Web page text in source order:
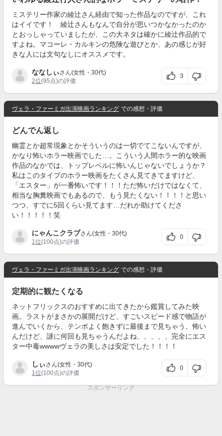
ミステリー作家の綾辻さん経由で知った作品なのですが、これ
はイイです！ 綾辻さんもなんで自分が思いつかなかったのか
とおっしゃっていましたが、この大ネタは確かに綾辻作品的で
すよね。マコーレ・カルキンの危険な遊びとか、あの感じが好
きな人には文句なしにオススメです。
ななしぃさん(女性・30代)
2位(95点)の評価
3
ヴェラ・ファーミガ出演映画ランキング での感想・評価
どんでん返し
幽霊とか超常現象とかそういうのは一切でてこないんですが、
かなり怖いホラー映画でした…。こういう人間ホラー的な映画
作品のなかでは、トップレベルに怖いんじゃないでしょうか？
私はこのタイプのホラー映画をたくさん見てきてますけど、
「エスター」が一番怖いです！！！ただ怖いだけではなくて、
相当な胸糞映画でもあるので、もう見たくない！！！！と思い
つつ、すでに5回くらい見てます…だれか助けてくださ
い！！！！！笑
にゃんこクラブさん(女性・30代)
1位(100点)の評価
0
ヴェラ・ファーミガ出演映画ランキング での感想・評価
定期的に観たくなる
ネットフリックスのおすすめに出てきたから鑑賞してみた映
画。ラストがまさかの展開だけど、すごいスピード感で物語が
進んでいくから、テンポよく飽きずに最後まで見ちゃう。怖い
んだけど、謎に何回も見ちゃうんだよね、、、、、完全にエス
ター中毒wwwwヴェラの美しさは安定でした！！！！
しぃさん(女性・30代)
1位(100点)の評価
0
スポンサーリンク